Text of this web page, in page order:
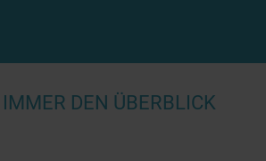
DEN ÜBERBLICK